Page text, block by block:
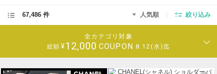
67,486 件 人気順 絞り込み
全カテゴリ対象
総額 ¥12,000 COUPON 8.12(水)迄